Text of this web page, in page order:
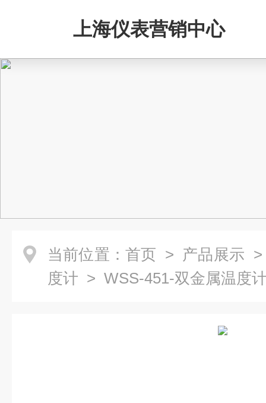
上海仪表营销中心
当前位置： 首页 > 产品展示
度计 > WSS-451-双金属温度